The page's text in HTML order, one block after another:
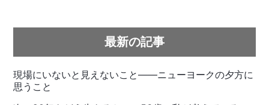
最新の記事
現場にいないと見えないこと——ニューヨークの夕方に
思うこと